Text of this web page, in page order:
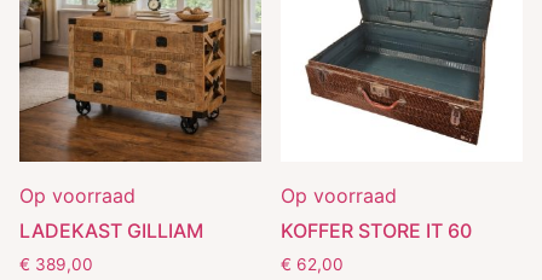
Op voorraad
LADEKAST GILLIAM
€ 389,00
Op voorraad
KOFFER STORE IT 60
€ 62,00